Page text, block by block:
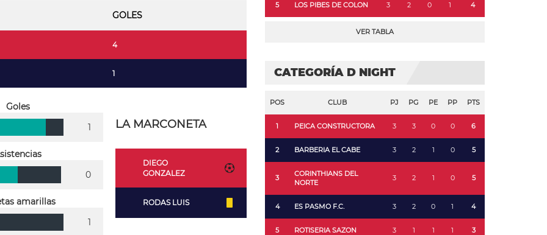
GOLES
4
1
LA MARCONETA
DIEGO
GONZALEZ
RODAS LUIS
Goles
1
0
amarillas
1
5 LOS PIBES DE COLON 3 2 0 1 4
VER TABLA
CATEGORÍA D NIGHT
POS CLUB PJ PG PE PP PTS
1 PEICA CONSTRUCTORA 3 3 0 0 6
2 BARBERIA EL CABE 3 2 1 0 5
3
CORINTHIANS DEL
NORTE
3 2 1 0 5
4 ES PASMO F.C. 3 2 0 1 4
5 ROTISERIA SAZON 3 1 1 1 3